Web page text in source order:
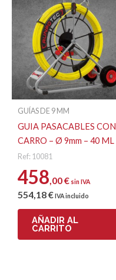
GUÍAS DE 9 MM
GUIA PASACABLES CON
CARRO – Ø 9mm – 40 ML
Ref: 10081
458,00€ sin IVA
554,18€ IVA incluido
AÑADIR AL
CARRITO